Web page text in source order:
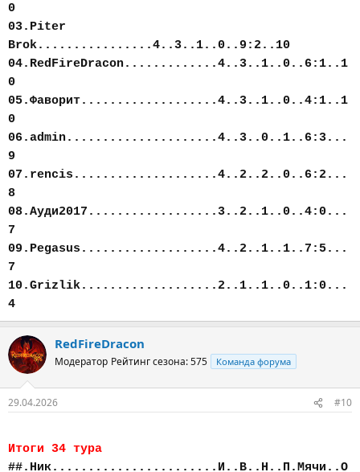
0
03.Piter
Brok................4..3..1..0..9:2..10
04.RedFireDracon.............4..3..1..0..6:1..1
0
05.Фаворит...................4..3..1..0..4:1..1
0
06.admin.....................4..3..0..1..6:3...
9
07.rencis....................4..2..2..0..6:2...
8
08.Ауди2017..................3..2..1..0..4:0...
7
09.Pegasus...................4..2..1..1..7:5...
7
10.Grizlik...................2..1..1..0..1:0...
4
RedFireDracon
Модератор Рейтинг сезона: 575 Команда форума
29.04.2026 #10
Итоги 34 тура
##.Ник.......................И..В..Н..П.Мячи..О